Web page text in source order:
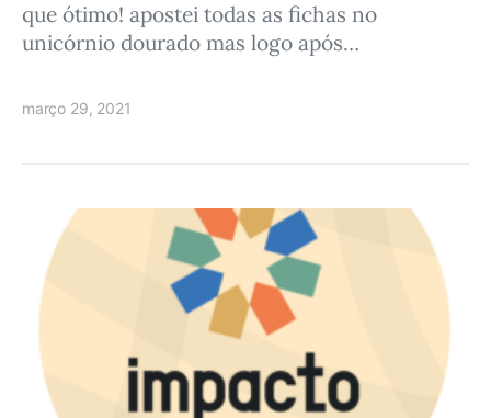
que ótimo! apostei todas as fichas no
unicórnio dourado mas logo após…
março 29, 2021